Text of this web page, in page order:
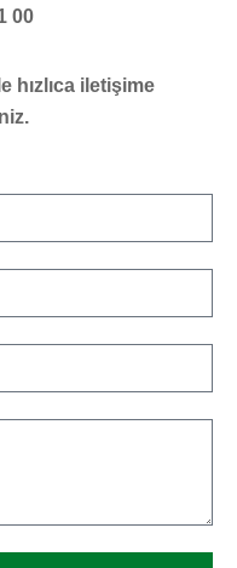
00
hızlıca iletişime